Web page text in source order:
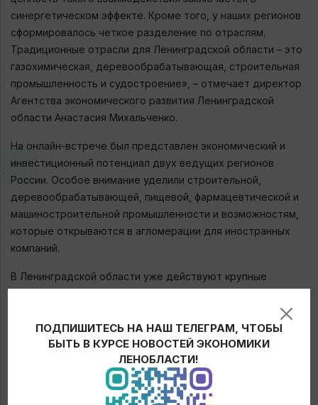
синергетическом эффекте. Кроме того, у наших регионов
сформировалось четкое разделение по отраслям.
Традиционные отрасли для Ленинградской области – это
газохимическая, деревообрабатывающая, строительная
промышленность и судостроение», – отмечает директор
Агентства экономического развития Ленинградской
области Анастасия Михальченко.
На онлайн-встрече был представлен экономический и
инвестиционный потенциал двух ведущих регионов
России. Особое внимание уделили строительной,
деревообрабатывающей, пищевой, фармацевтической и
машиностроительной промышленности и возможностям,
которые открываются в агломерации для иностранных
компаний.
В Ленинградской области уже действуют крупные
производителей пиломатериалов в России – лесопильный
завод «Майер-Мелнхоф Хольц Ефимовский», а также
крупнейший производитель картонных коробок «ММ
Полиграфоформление Пэкэджинг». Также на
сопровождении Агентства экономического развития
Ленинградской области находится австрийская компания
ПОДПИШИТЕСЬ НА НАШ ТЕЛЕГРАМ, ЧТОБЫ
БЫТЬ В КУРСЕ НОВОСТЕЙ ЭКОНОМИКИ
ЛЕНОБЛАСТИ!